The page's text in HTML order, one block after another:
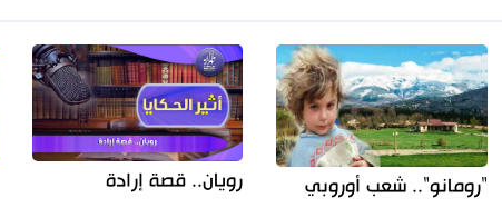
"رومانو".. شعب أوروبي
رويان.. قصة إرادة